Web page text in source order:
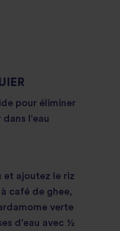
pour éliminer
l'eau
et ajoutez le riz
café de ghee,
verte
d'eau avec ½